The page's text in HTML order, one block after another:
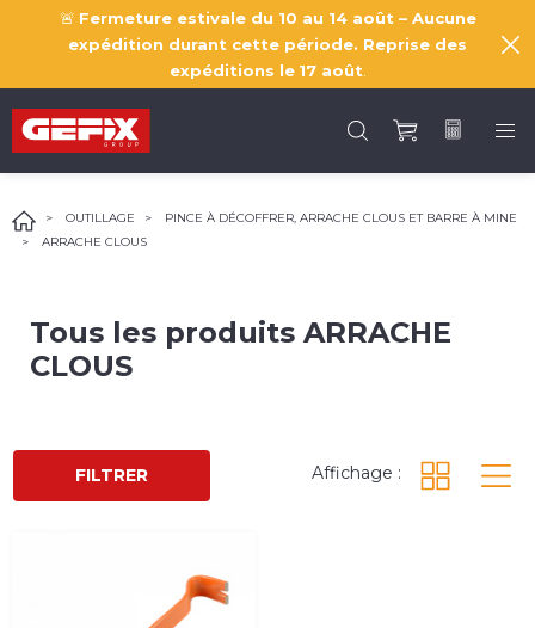
🚨 Fermeture estivale du 10 au 14 août – Aucune
expédition durant cette période. Reprise des
expéditions le 17 août
OUTILLAGE
PINCE À DÉCOFFRER, ARRACHE CLOUS ET BARRE À MINE
ARRACHE CLOUS
Tous les produits ARRACHE
CLOUS
FILTRER Affichage :